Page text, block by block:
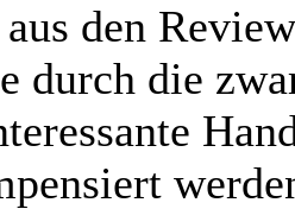
den
durch die